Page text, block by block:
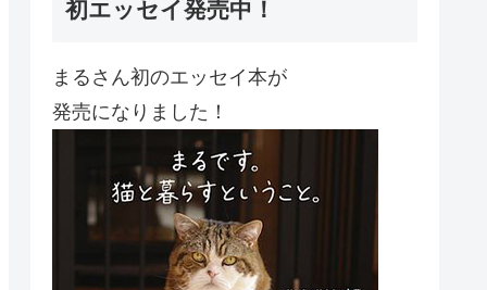
初エッセイ発売中！
まるさん初のエッセイ本が
発売になりました！